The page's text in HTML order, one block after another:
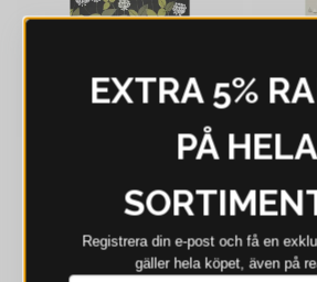
Arvidssons Ängsmark
svart serveringsbräda
305 kr
EXTRA 5%
PÅ HELA
Registrera din e‑post och få en
gäller hela köpet, även på